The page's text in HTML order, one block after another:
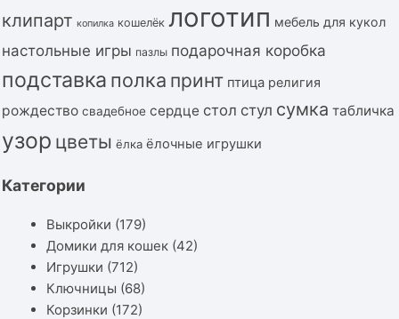
клипарт копилка кошелёк логотип мебель для кукол
настольные игры пазлы подарочная коробка
подставка полка принт птица религия
рождество свадебное сердце стол стул сумка табличка
узор цветы ёлка ёлочные игрушки
Категории
Выкройки (179)
Домики для кошек (42)
Игрушки (712)
Ключницы (68)
Корзинки (172)